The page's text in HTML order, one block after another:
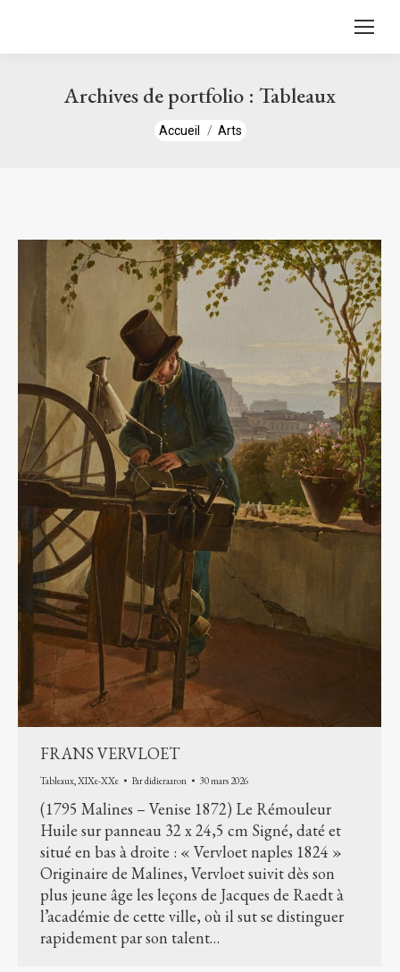
Archives de portfolio : Tableaux
Vous êtes ici :
Accueil Arts
FRANS VERVLOET
Tableaux XIXe-XXe Pardidieraaron 30 mars 2026
(1795 Malines – Venise 1872) Le Rémouleur
Huile sur panneau 32 x 24,5 cm Signé, daté et
situé en bas à droite : « Vervloet naples 1824 »
Originaire de Malines, Vervloet suivit dès son
plus jeune âge les leçons de Jacques de Raedt à
l’académie de cette ville, où il sut se distinguer
rapidement par son talent…